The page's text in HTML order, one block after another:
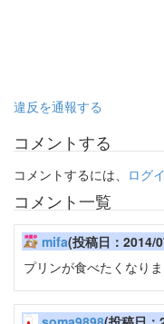
違反を通報する
コメントする
コメントするには、 ログ
コメント一覧
mifa(投稿日：2014/
プリンが食べたくなり